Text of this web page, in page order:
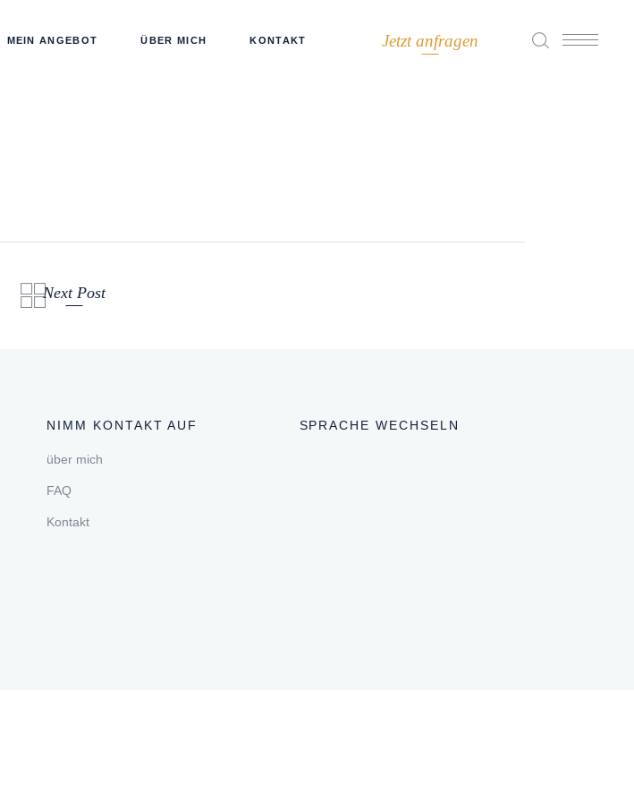
MEIN ANGEBOT ÜBER MICH KONTAKT Jetzt anfragen
Next Post
NIMM KONTAKT AUF
über mich
FAQ
Kontakt
SPRACHE WECHSELN